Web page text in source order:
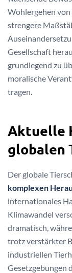
Wohlergehen
strengere
Gesellschaft
grundlegend zu
moralische
tragen.
Aktuelle
globalen
Der globale
komplexen
internationales
Klimawandel
dramatisch,
trotz verstärkter
industriellen
Gesetzgebungen